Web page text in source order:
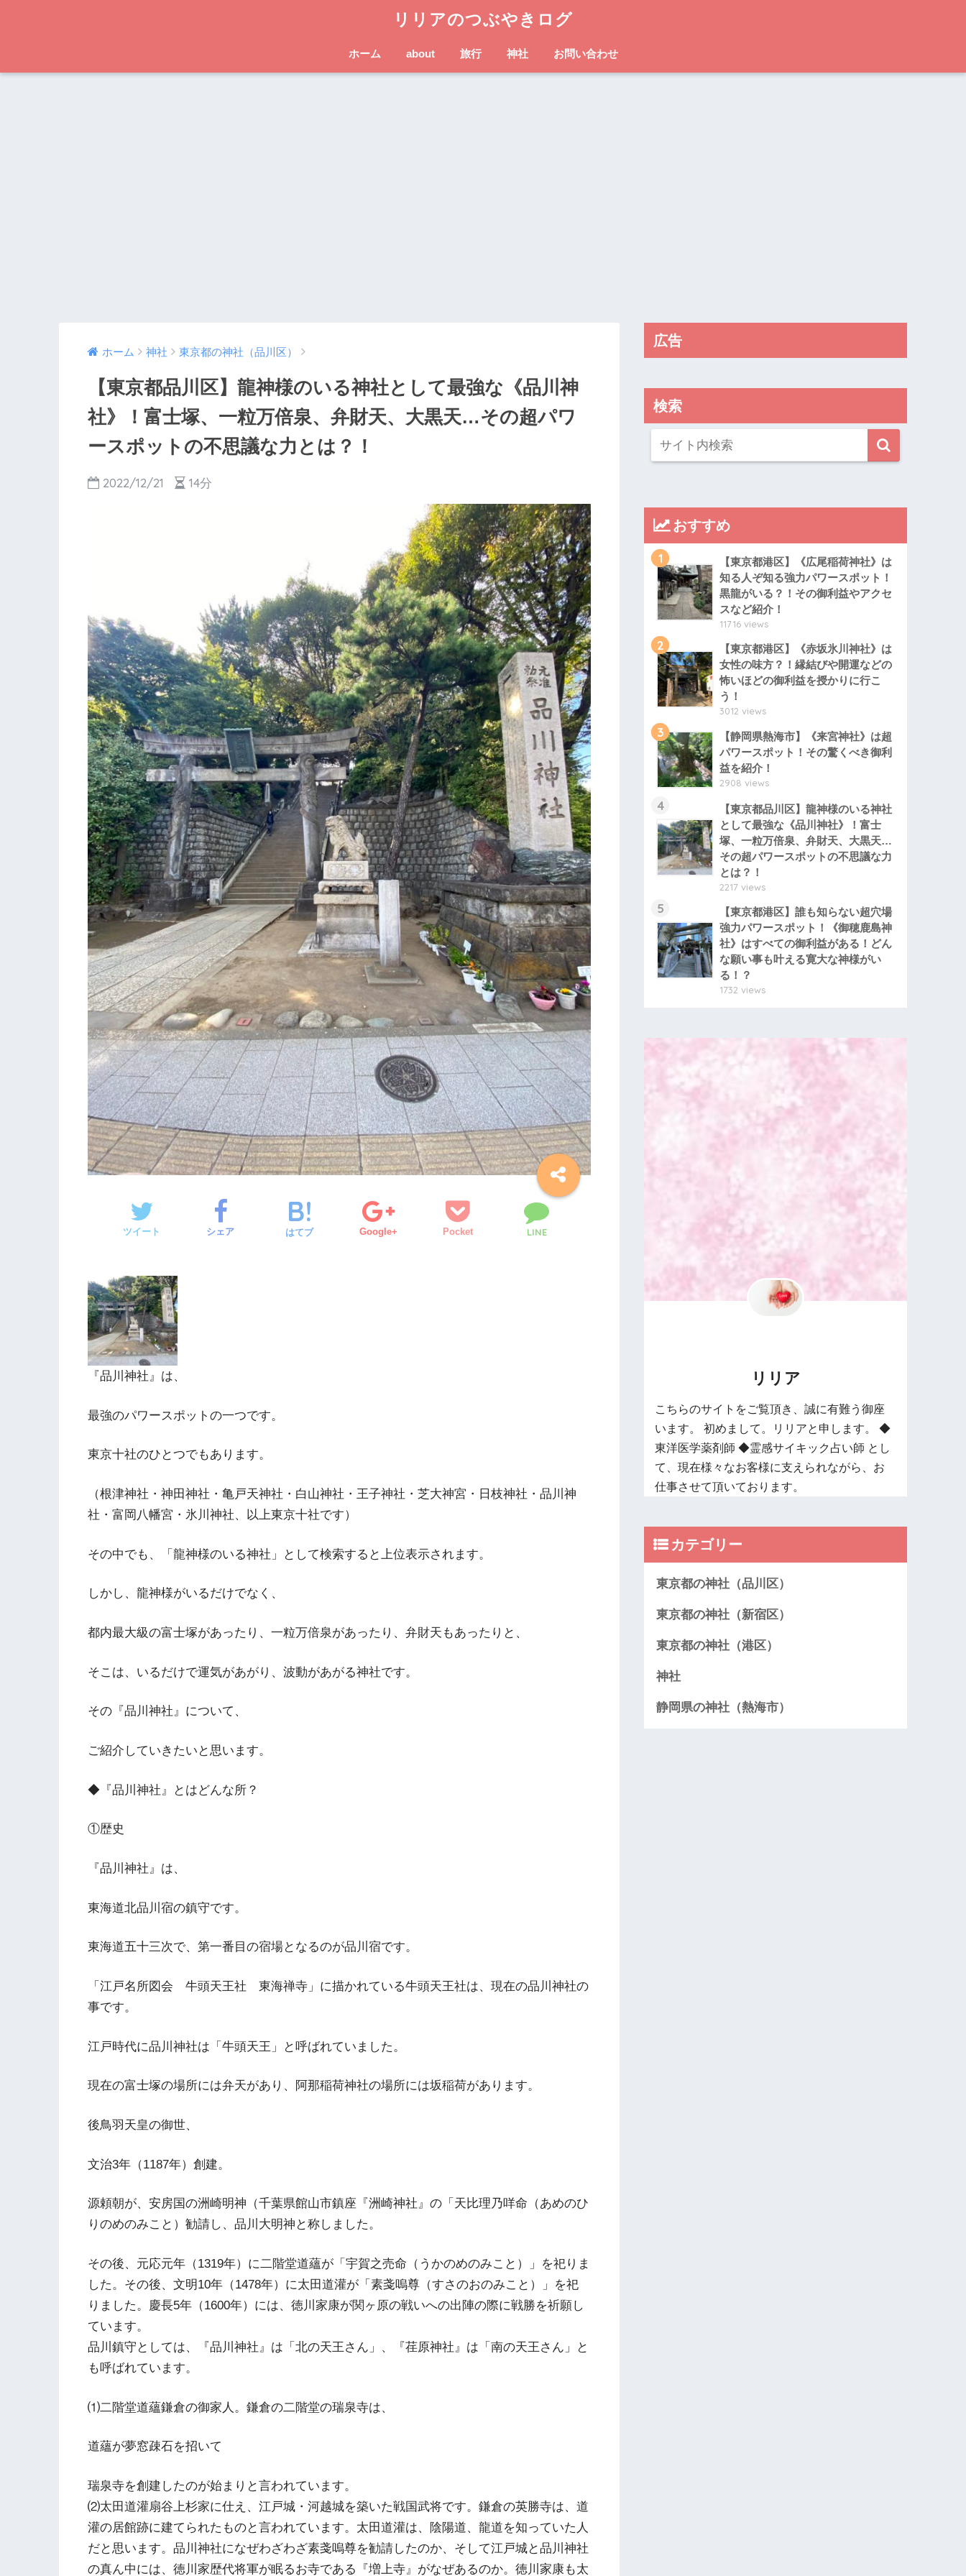
リリアのつぶやきログ
ホーム about 旅行 神社 お問い合わせ
ホーム 神社 東京都の神社（品川区）
【東京都品川区】龍神様のいる神社として最強な《品川神
社》！富士塚、一粒万倍泉、弁財天、大黒天…その超パワ
ースポットの不思議な力とは？！
2022/12/21 14分
ツイート シェア はてブ Google+ Pocket LINE
『品川神社』は、
最強のパワースポットの一つです。
東京十社のひとつでもあります。
（根津神社・神田神社・亀戸天神社・白山神社・王子神社・芝大神宮・日枝神社・品川神
社・富岡八幡宮・氷川神社、以上東京十社です）
その中でも、「龍神様のいる神社」として検索すると上位表示されます。
しかし、龍神様がいるだけでなく、
都内最大級の富士塚があったり、一粒万倍泉があったり、弁財天もあったりと、
そこは、いるだけで運気があがり、波動があがる神社です。
その『品川神社』について、
ご紹介していきたいと思います。
◆『品川神社』とはどんな所？
①歴史
『品川神社』は、
東海道北品川宿の鎮守です。
東海道五十三次で、第一番目の宿場となるのが品川宿です。
「江戸名所図会 牛頭天王社 東海禅寺」に描かれている牛頭天王社は、現在の品川神社の
事です。
江戸時代に品川神社は「牛頭天王」と呼ばれていました。
現在の富士塚の場所には弁天があり、阿那稲荷神社の場所には坂稲荷があります。
後鳥羽天皇の御世、
文治3年（1187年）創建。
源頼朝が、安房国の洲崎明神（千葉県館山市鎮座『洲崎神社』の「天比理乃咩命（あめのひ
りのめのみこと）勧請し、品川大明神と称しました。
その後、元応元年（1319年）に二階堂道蘊が「宇賀之売命（うかのめのみこと）」を祀りま
した。その後、文明10年（1478年）に太田道灌が「素戔嗚尊（すさのおのみこと）」を祀
りました。慶長5年（1600年）には、徳川家康が関ヶ原の戦いへの出陣の際に戦勝を祈願し
ています。
品川鎮守としては、『品川神社』は「北の天王さん」、『荏原神社』は「南の天王さん」と
も呼ばれています。
⑴二階堂道蘊鎌倉の御家人。鎌倉の二階堂の瑞泉寺は、
道蘊が夢窓疎石を招いて
瑞泉寺を創建したのが始まりと言われています。
⑵太田道灌扇谷上杉家に仕え、江戸城・河越城を築いた戦国武将です。鎌倉の英勝寺は、道
灌の居館跡に建てられたものと言われています。太田道灌は、陰陽道、龍道を知っていた人
だと思います。品川神社になぜわざわざ素戔嗚尊を勧請したのか、そして江戸城と品川神社
の真ん中には、徳川家歴代将軍が眠るお寺である『増上寺』がなぜあるのか。徳川家康も太
広告
検索
おすすめ
1
【東京都港区】《広尾稲荷神社》は
知る人ぞ知る強力パワースポット！
黒龍がいる？！その御利益やアクセ
スなど紹介！
11716 views
2
【東京都港区】《赤坂氷川神社》は
女性の味方？！縁結びや開運などの
怖いほどの御利益を授かりに行こ
う！
3012 views
3
【静岡県熱海市】《来宮神社》は超
パワースポット！その驚くべき御利
益を紹介！
2908 views
4
【東京都品川区】龍神様のいる神社
として最強な《品川神社》！富士
塚、一粒万倍泉、弁財天、大黒天…
その超パワースポットの不思議な力
とは？！
2217 views
5
【東京都港区】誰も知らない超穴場
強力パワースポット！《御穂鹿島神
社》はすべての御利益がある！どん
な願い事も叶える寛大な神様がい
る！？
1732 views
リリア
こちらのサイトをご覧頂き、誠に有難う御座
います。 初めまして。リリアと申します。 ◆
東洋医学薬剤師 ◆霊感サイキック占い師 とし
て、現在様々なお客様に支えられながら、お
仕事させて頂いております。
カテゴリー
東京都の神社（品川区）
東京都の神社（新宿区）
東京都の神社（港区）
神社
静岡県の神社（熱海市）